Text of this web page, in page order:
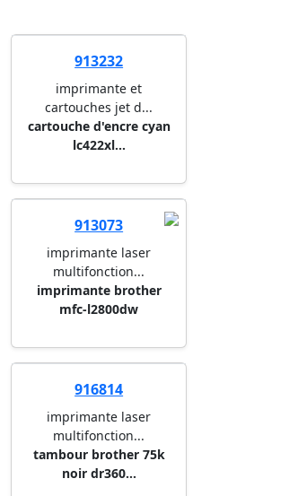
913232
imprimante et
cartouches jet d...
cartouche d'encre cyan
lc422xl...
913073
imprimante laser
multifonction...
imprimante brother
mfc-l2800dw
916814
imprimante laser
multifonction...
tambour brother 75k
noir dr360...